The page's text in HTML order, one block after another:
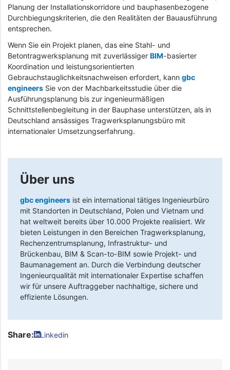
Planung der Installationskorridore und bauphasenbezogene
Durchbiegungskriterien, die den Realitäten der Bauausführung
entsprechen.
Wenn Sie ein Projekt planen, das eine Stahl- und
Betontragwerksplanung mit zuverlässiger BIM-basierter
Koordination und leistungsorientierten
Gebrauchstauglichkeitsnachweisen erfordert, kann gbc
engineers Sie von der Machbarkeitsstudie über die
Ausführungsplanung bis zur ingenieurmäßigen
Schnittstellenbegleitung in der Bauphase unterstützen, als in
Deutschland ansässiges Tragwerksplanungsbüro mit
internationaler Umsetzungserfahrung.
Über uns
gbc engineers ist ein international tätiges Ingenieurbüro
mit Standorten in Deutschland, Polen und Vietnam und
hat weltweit bereits über 10.000 Projekte realisiert. Wir
bieten Leistungen in den Bereichen Tragwerksplanung,
Rechenzentrumsplanung, Infrastruktur- und
Brückenbau, BIM & Scan-to-BIM sowie Projekt- und
Baumanagement an. Durch die Verbindung deutscher
Ingenieurqualität mit internationaler Expertise schaffen
wir für unsere Auftraggeber nachhaltige, sichere und
effiziente Lösungen.
Share: Linkedin